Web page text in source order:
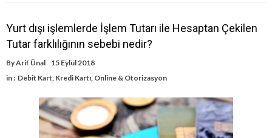
Yurt dışı işlemlerde İşlem Tutarı ile Hesaptan Çekilen
Tutar farklılığının sebebi nedir?
ByArif Ünal
15 Eylül 2018
in : Debit Kart Kredi Kartı Online & Otorizasyon